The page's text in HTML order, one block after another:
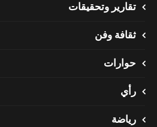
تقارير وتحقيقات
ثقافة وفن
حوارات
رأي
رياضة